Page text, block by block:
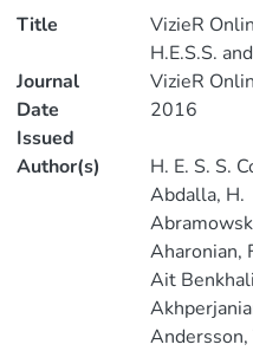
Title
VizieR
H.E.S.S.
Journal
VizieR
Date
Issued
2016
Author(s)
H. E. S. S.
Abdalla, H.
Aharonian,
Ait
Andersson,